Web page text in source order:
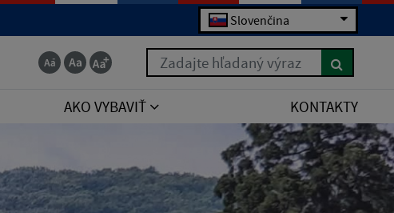
Slovenčina
Zadajte hľadaný výraz
AKO VYBAVIŤ KONTAKTY